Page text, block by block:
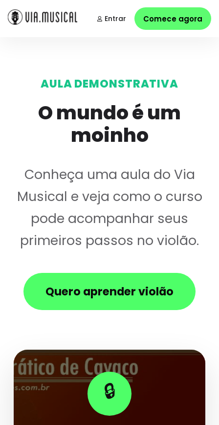
Entrar Comece agora
AULA DEMONSTRATIVA
O mundo é um
moinho
Conheça uma aula do Via
Musical e veja como o curso
pode acompanhar seus
primeiros passos no violão.
Quero aprender violão
🔒